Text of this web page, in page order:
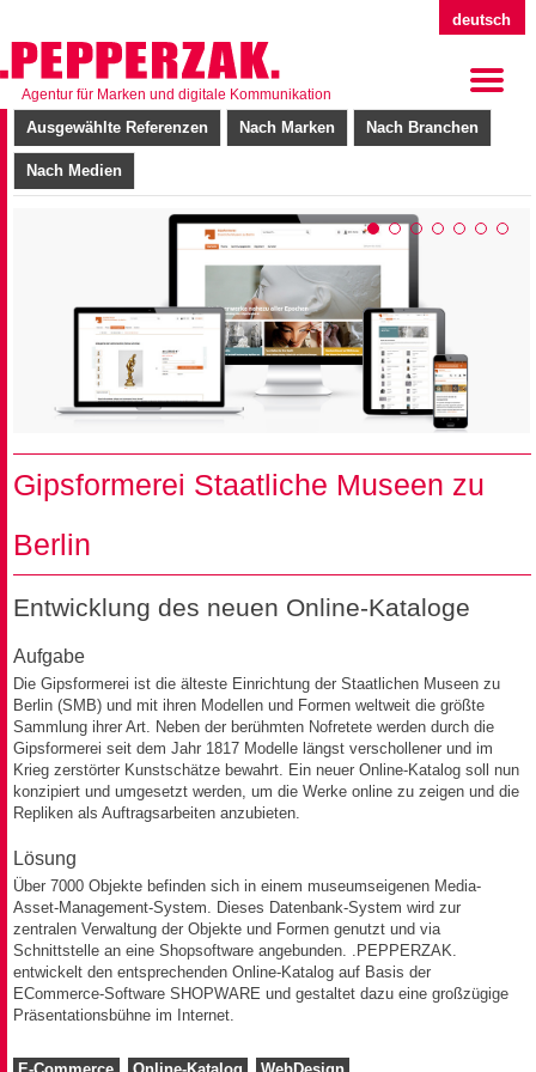
deutsch
Agentur für Marken und digitale Kommunikation
Ausgewählte Referenzen Nach Marken Nach Branchen
Nach Medien
Gipsformerei Staatliche Museen zu
Berlin
Entwicklung des neuen Online-Kataloge
Aufgabe
Die Gipsformerei ist die älteste Einrichtung der Staatlichen Museen zu
Berlin (SMB) und mit ihren Modellen und Formen weltweit die größte
Sammlung ihrer Art. Neben der berühmten Nofretete werden durch die
Gipsformerei seit dem Jahr 1817 Modelle längst verschollener und im
Krieg zerstörter Kunstschätze bewahrt. Ein neuer Online-Katalog soll nun
konzipiert und umgesetzt werden, um die Werke online zu zeigen und die
Repliken als Auftragsarbeiten anzubieten.
Lösung
Über 7000 Objekte befinden sich in einem museumseigenen Media-
Asset-Management-System. Dieses Datenbank-System wird zur
zentralen Verwaltung der Objekte und Formen genutzt und via
Schnittstelle an eine Shopsoftware angebunden. .PEPPERZAK.
entwickelt den entsprechenden Online-Katalog auf Basis der
ECommerce-Software SHOPWARE und gestaltet dazu eine großzügige
Präsentationsbühne im Internet.